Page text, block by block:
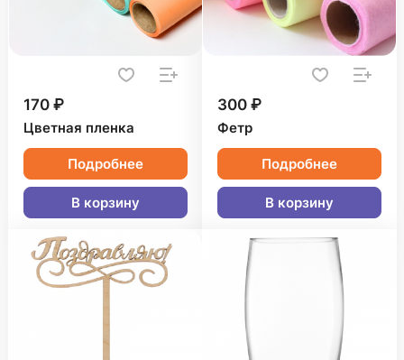
170 ₽
Цветная пленка
Подробнее
В корзину
300 ₽
Фетр
Подробнее
В корзину